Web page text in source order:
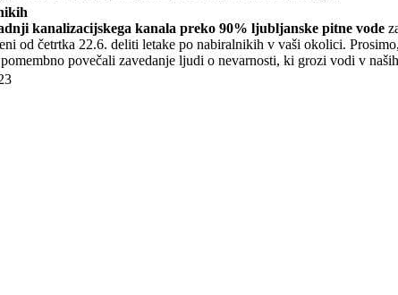
kanalizacijskega kanala preko 90% ljubljanske pitne vode
od četrtka 22.6. deliti letake po nabiralnikih v vaši okolici.
povečali zavedanje ljudi o nevarnosti, ki grozi vodi v